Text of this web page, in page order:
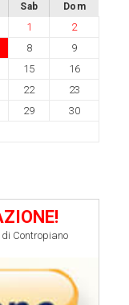
Sab Dom
1
2
8
9
15
16
22
23
29
30
di Contropiano